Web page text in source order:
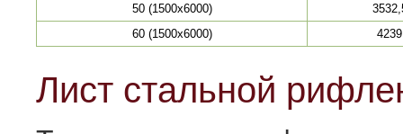
50 (1500х6000)
60 (1500х6000)
4239
Лист стальной